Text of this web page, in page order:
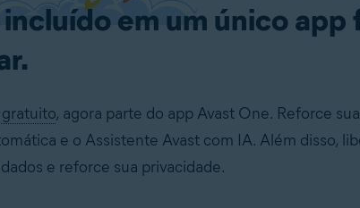
em um único app
, agora parte do app Avast One. Reforce
e o Assistente Avast com IA. Além disso,
e reforce sua privacidade.